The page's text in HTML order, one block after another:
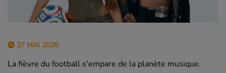
27 MAI 2026
La fièvre du football s'empare de la planète musique.